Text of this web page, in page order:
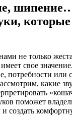
не только
свое
потребности или
какие
поможет
создать